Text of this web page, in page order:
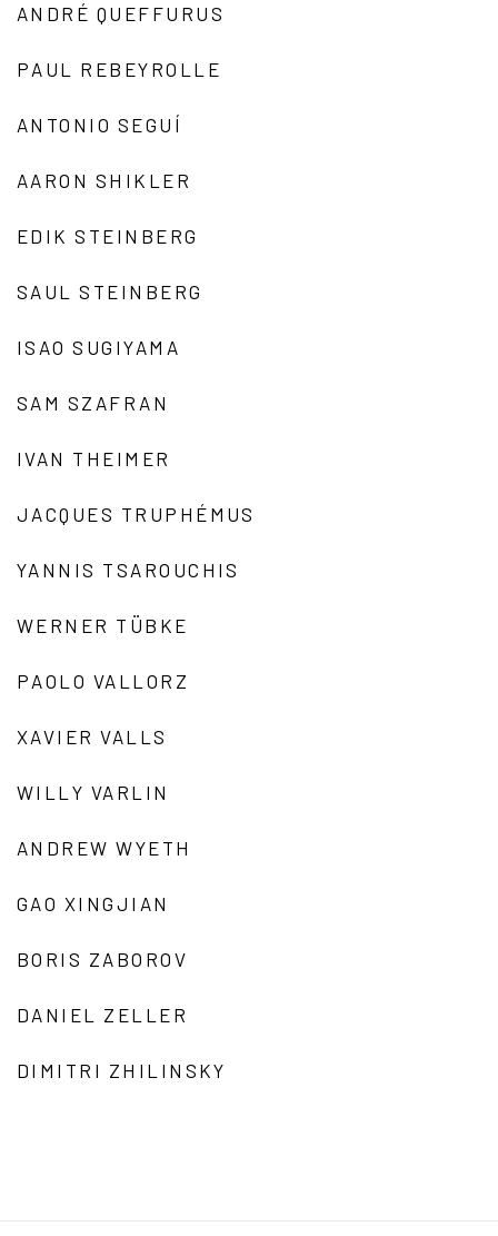
ANDRÉ QUEFFURUS
PAUL REBEYROLLE
ANTONIO SEGUÍ
AARON SHIKLER
EDIK STEINBERG
SAUL STEINBERG
ISAO SUGIYAMA
SAM SZAFRAN
IVAN THEIMER
JACQUES TRUPHÉMUS
YANNIS TSAROUCHIS
WERNER TÜBKE
PAOLO VALLORZ
XAVIER VALLS
WILLY VARLIN
ANDREW WYETH
GAO XINGJIAN
BORIS ZABOROV
DANIEL ZELLER
DIMITRI ZHILINSKY